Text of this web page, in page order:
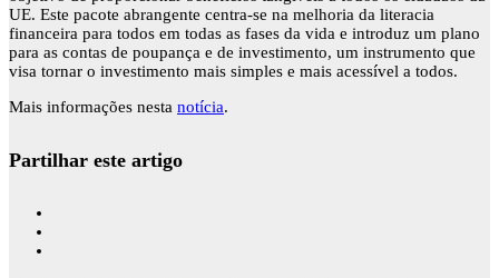
UE. Este pacote abrangente centra-se na melhoria da literacia
financeira para todos em todas as fases da vida e introduz um plano
para as contas de poupança e de investimento, um instrumento que
visa tornar o investimento mais simples e mais acessível a todos.
Mais informações nesta notícia.
Partilhar este artigo